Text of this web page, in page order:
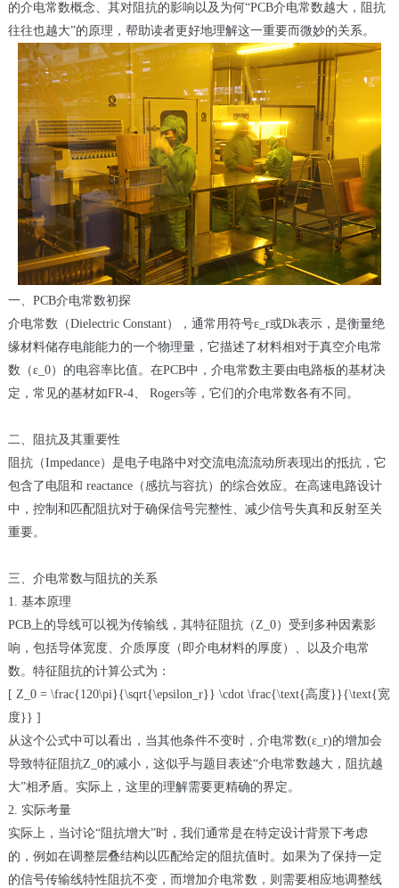
的介电常数概念、其对阻抗的影响以及为何“PCB介电常数越大，阻抗
往往也越大”的原理，帮助读者更好地理解这一重要而微妙的关系。
一、PCB介电常数初探
介电常数（Dielectric Constant），通常用符号ε_r或Dk表示，是衡量绝
缘材料储存电能能力的一个物理量，它描述了材料相对于真空介电常
数（ε_0）的电容率比值。在PCB中，介电常数主要由电路板的基材决
定，常见的基材如FR-4、 Rogers等，它们的介电常数各有不同。
二、阻抗及其重要性
阻抗（Impedance）是电子电路中对交流电流流动所表现出的抵抗，它
包含了电阻和 reactance（感抗与容抗）的综合效应。在高速电路设计
中，控制和匹配阻抗对于确保信号完整性、减少信号失真和反射至关
重要。
三、介电常数与阻抗的关系
1. 基本原理
PCB上的导线可以视为传输线，其特征阻抗（Z_0）受到多种因素影
响，包括导体宽度、介质厚度（即介电材料的厚度）、以及介电常
数。特征阻抗的计算公式为：
[ Z_0 = \frac{120\pi}{\sqrt{\epsilon_r}} \cdot \frac{\text{高度}}{\text{宽
度}} ]
从这个公式中可以看出，当其他条件不变时，介电常数(ε_r)的增加会
导致特征阻抗Z_0的减小，这似乎与题目表述“介电常数越大，阻抗越
大”相矛盾。实际上，这里的理解需要更精确的界定。
2. 实际考量
实际上，当讨论“阻抗增大”时，我们通常是在特定设计背景下考虑
的，例如在调整层叠结构以匹配给定的阻抗值时。如果为了保持一定
的信号传输线特性阻抗不变，而增加介电常数，则需要相应地调整线